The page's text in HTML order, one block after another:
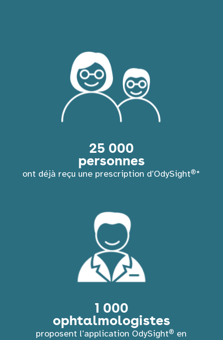
25 000
personnes
ont déjà reçu une prescription d’OdySight®*
1 000
ophtalmologistes
proposent l’application OdySight® en